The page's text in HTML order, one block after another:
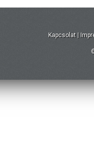
Kapcsolat |